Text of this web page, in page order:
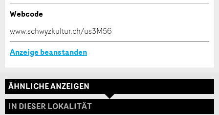
* Eingabe erforderlich
Adresse
Webcode
www.schwyzkultur.ch/us3M56
Anzeige beanstanden
ÄHNLICHE ANZEIGEN
IN DIESER LOKALITÄT